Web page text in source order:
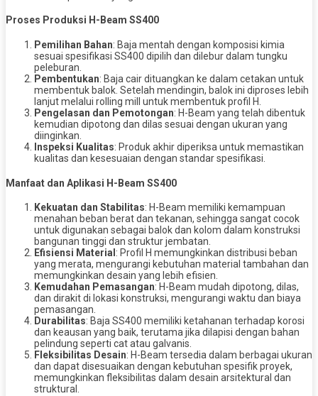
Proses Produksi H-Beam SS400
Pemilihan Bahan: Baja mentah dengan komposisi kimia
sesuai spesifikasi SS400 dipilih dan dilebur dalam tungku
peleburan.
Pembentukan: Baja cair dituangkan ke dalam cetakan untuk
membentuk balok. Setelah mendingin, balok ini diproses lebih
lanjut melalui rolling mill untuk membentuk profil H.
Pengelasan dan Pemotongan: H-Beam yang telah dibentuk
kemudian dipotong dan dilas sesuai dengan ukuran yang
diinginkan.
Inspeksi Kualitas: Produk akhir diperiksa untuk memastikan
kualitas dan kesesuaian dengan standar spesifikasi.
Manfaat dan Aplikasi H-Beam SS400
Kekuatan dan Stabilitas: H-Beam memiliki kemampuan
menahan beban berat dan tekanan, sehingga sangat cocok
untuk digunakan sebagai balok dan kolom dalam konstruksi
bangunan tinggi dan struktur jembatan.
Efisiensi Material : Profil H memungkinkan distribusi beban
yang merata, mengurangi kebutuhan material tambahan dan
memungkinkan desain yang lebih efisien.
Kemudahan Pemasangan: H-Beam mudah dipotong, dilas,
dan dirakit di lokasi konstruksi, mengurangi waktu dan biaya
pemasangan.
Durabilitas: Baja SS400 memiliki ketahanan terhadap korosi
dan keausan yang baik, terutama jika dilapisi dengan bahan
pelindung seperti cat atau galvanis.
Fleksibilitas Desain: H-Beam tersedia dalam berbagai ukuran
dan dapat disesuaikan dengan kebutuhan spesifik proyek,
memungkinkan fleksibilitas dalam desain arsitektural dan
struktural.